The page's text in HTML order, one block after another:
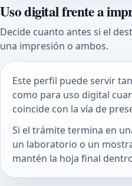
Uso digital frente a
Decide cuanto antes si el
una impresión o ambos.
Este perfil puede servir
como para uso digital
coincide con la vía de
Si el trámite termina en
un laboratorio o un
mantén la hoja final